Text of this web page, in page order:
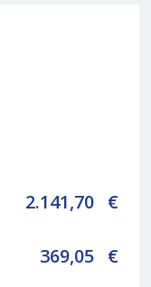
2.141,70 €
369,05 €